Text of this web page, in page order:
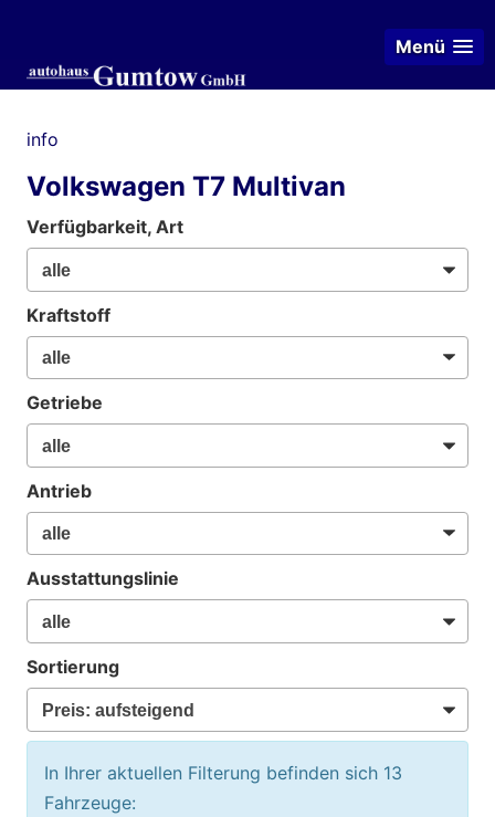
Menü
info
Volkswagen T7 Multivan
Verfügbarkeit, Art
Kraftstoff
Getriebe
Antrieb
Ausstattungslinie
Sortierung
In Ihrer aktuellen Filterung befinden sich 13
Fahrzeuge: